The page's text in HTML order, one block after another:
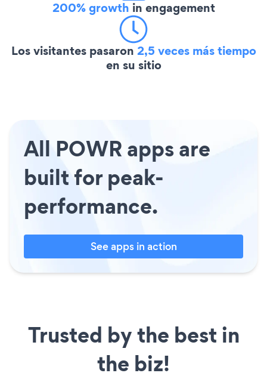
200% growth in engagement
Los visitantes pasaron 2,5 veces más tiempo
en su sitio
All POWR apps are
built for peak-
performance.
See apps in action
Trusted by the best in
the biz!